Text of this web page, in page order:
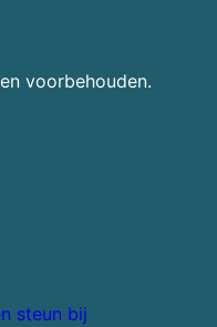
voorbehouden.
steun bij